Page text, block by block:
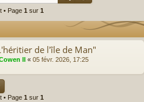
• Page 1 sur 1
de l'île de Man"
II « 05 févr. 2026, 17:25
• Page 1 sur 1